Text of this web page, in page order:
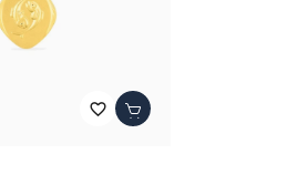
favorite_border